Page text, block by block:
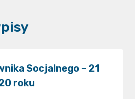
Socjalnego – 21
roku